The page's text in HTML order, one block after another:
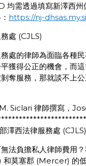
均需透過填寫新澤西
https://nj-
處 (CJLS)
處的律師為面臨各種
獲得公正的機會，而
奪服務，那就談不上
Siclari 律師撰寫，
澤西法律服務處 (CJLS)
法負擔私人律師費用
莫塞郡 (Mercer) 的低